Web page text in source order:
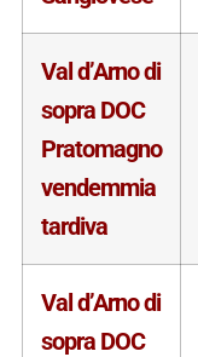
Val d’Arno di
sopra DOC
Pratomagno
vendemmia
tardiva
Val d’Arno di
sopra DOC